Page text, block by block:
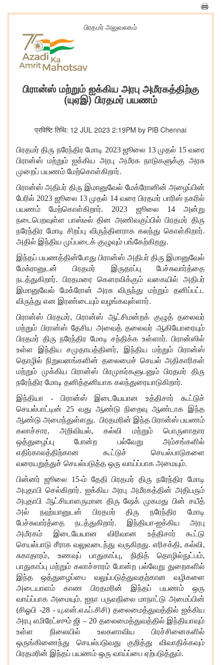
பிரதமர் அலுவலகம்
பிரான்ஸ் மற்றும் ஐக்கிய அரபு அமீரகத்திற்கு
(யுஏஇ) பிரதமர் பயணம்
प्रविष्टि तिथि: 12 JUL 2023 2:19PM by PIB Chennai
பிரதமர் திரு நரேந்திர மோடி 2023 ஜூலை 13 முதல் 15 வரை
பிரான்ஸ் மற்றும் ஐக்கிய அரபு அமீரக நாடுகளுக்கு அரசு
முறைப் பயணம் மேற்கொள்கிறார்.
பிரான்ஸ் அதிபர் திரு இமானுவேல் மேக்ரோனின் அழைப்பின்
பேரில்2023 ஜூலை 13 முதல் 14 வரை பிரதமர் பாரிஸ் நகரில்
பயணம் மேற்கொள்கிறார். 2023 ஜூலை 14 அன்று
நடைபெறவுள்ள பாஸ்டீல் தின அணிவகுப்பில் பிரதமர் திரு
நரேந்திர மோடி சிறப்பு விருந்தினராக கலந்து கொள்கிறார்.
அதில் இந்திய முப்படைக் குழுவும் பங்கேற்கிறது.
இந்தப் பயணத்தின்போது பிரான்ஸ் அதிபர் திரு இமானுவேல்
மேக்ரானுடன் பிரதமர் இருதரப்பு பேச்சுவார்த்தை
நடத்துகிறார். பிரதமரை கௌரவிக்கும் வகையில் அதிபர்
இமானுவேல் மேக்ரோன் அரசு விருந்து மற்றும் தனிப்பட்ட
விருந்து என இரண்டையும் வழங்கவுள்ளார்.
பிரான்ஸ் பிரதமர், பிரான்ஸ் ஆட்சிமன்றக் குழுத் தலைவர்
மற்றும் பிரான்ஸ் தேசிய அவைத் தலைவர் ஆகியோரையும்
பிரதமர் திரு நரேந்திர மோடி சந்திக்க உள்ளார். பிரான்ஸில்
உள்ள இந்திய சமுதாயத்தினர், இந்திய மற்றும் பிரான்ஸ்
தொழில் நிறுவனங்களின் தலைமைச் செயல் அதிகாரிகள்
மற்றும் முக்கிய பிரான்ஸ் பிரமுகர்களுடனும் பிரதமர் திரு
நரேந்திர மோடி தனித்தனியாக கலந்துரையாடுகிறார்.
இந்தியா - பிரான்ஸ் இடையேயான உத்திசார் கூட்டுச்
செயல்பாட்டின் 25 வது ஆண்டு நிறைவு ஆண்டாக இந்த
ஆண்டு அமைந்துள்ளது. பிரதமரின் இந்த பிரான்ஸ் பயணம்
கலாச்சார, அறிவியல், கல்வி மற்றும் பொருளாதார
ஒத்துழைப்பு போன்ற பல்வேறு அம்சங்களில்
எதிர்காலத்திற்கான கூட்டுச் செயல்பாடுகளை
வரையறுத்துச் செயல்படுத்த ஒரு வாய்ப்பாக அமையும்.
பின்னர் ஜூலை 15-ம் தேதி பிரதமர் திரு நரேந்திர மோடி
அபுதாபி செல்கிறார். ஐக்கிய அரபு அமீரகத்தின் அதிபரும்
அபுதாபி ஆட்சியாளருமான திரு ஷேக் முகமது பின் சயீத்
அல் நஹ்யானுடன் பிரதமர் திரு நரேந்திர மோடி
பேச்சுவார்த்தை நடத்துகிறார். இந்தியா-ஐக்கிய அரபு
அமீரகம் இடையேயான விரிவான உத்திசார் கூட்டு
செயல்பாடு சீராக வலுவடைந்து வருகிறது. எரிசக்தி, கல்வி,
சுகாதாரம், உணவுப் பாதுகாப்பு, நிதித் தொழில்நுட்பம்,
பாதுகாப்பு மற்றும் கலாச்சாரம் போன்ற பல்வேறு துறைகளில்
இந்த ஒத்துழைப்பை வலுப்படுத்துவதற்கான வழிகளை
அடையாளம் காண பிரதமரின் இந்தப் பயணம் ஒரு
வாய்ப்பாக அமையும். ஐநா பருவநிலை மாநாட்டு அமைப்பின்
(சிஓபி -28 - யு.என்.எஃப்.சிசி) தலைமைத்துவத்தில் ஐக்கிய
அரபு எமிரேட்ஸும் ஜி – 20 தலைமைத்துவத்தில் இந்தியாவும்
உள்ள நிலையில் உலகளாவிய பிரச்சினைகளில்
ஒருங்கிணைந்து செயல்படுவது குறித்து விவாதிக்கவும்
பிரதமரின் இந்தப் பயணம் ஒரு வாய்ப்பை ஏற்படுத்தும்.